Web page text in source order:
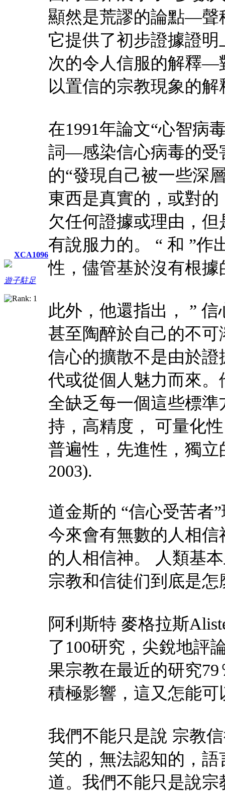
XCA1096
遊子駐足
顯然是荒謬的論點—聲
它提供了初步證據證
次的令人信服的解釋—
以置信的宗教現象的解
在1991年論文“心智病
詞—感染信心病毒的受
的“發現自己被一些深
東西是真實的，或對
欠任何證據或理由，
有說服力的。 “ 和 ”作
性，儘管基於沒有根據
此外，他還指出， ”
甚至陶醉於自己的不
信心的擴散不是由於
代或從個人魅力而來。
全缺乏每一個這些標
持，高精度， 可量化
普遍性，先進性，獨立
2003).
道金斯的 “信心受苦者
今來會有無數的人相
的人相信神。 人類基
宗教和信徒们到底是怎
阿利斯特 麥格拉斯
了100研究，尖銳地評
果宗教在最近的研究
積極影響，這又怎能
我們不能只是說 宗教
笑的，無法認知的，
道。我們不能只是說